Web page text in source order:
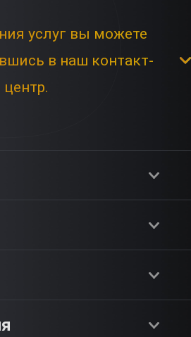
услуг вы можете
в наш контакт-
центр.
работает?